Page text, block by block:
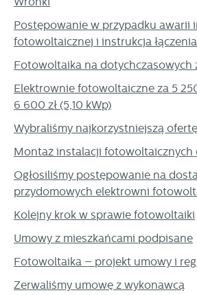
Postępowanie w przypadku awarii
fotowoltaicznej i instrukcja
Fotowoltaika na dotychczasowych
Elektrownie fotowoltaiczne za 5
6 600 zł (5,10 kWp)
Wybraliśmy najkorzystniejszą ofertę
Montaż instalacji fotowoltaicznych
Ogłosiliśmy postępowanie na
przydomowych elektrowni
Kolejny krok w sprawie fotowoltaiki
Umowy z mieszkańcami podpisane
Fotowoltaika – projekt umowy i
Zerwaliśmy umowę z wykonawcą
partnerami oraz innych dostawców
w charakterze pośredników
postaci wiadomości, ofert,
społecznościowych.